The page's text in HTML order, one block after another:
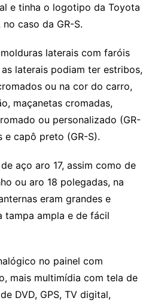
e tinha o logotipo da Toyota
caso da GR-S.
laterais com faróis
laterais podiam ter estribos,
ou na cor do carro,
maçanetas cromadas,
ou personalizado (GR-
e capô preto (GR-S).
aço aro 17, assim como de
ou aro 18 polegadas, na
eram grandes e
tampa ampla e de fácil
no painel com
mais multimídia com tela de
DVD, GPS, TV digital,